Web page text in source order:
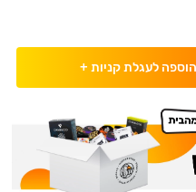
הוספה לעגלת קניות +